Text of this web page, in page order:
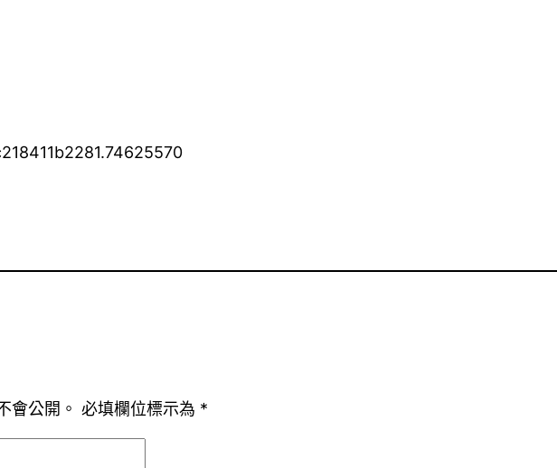
會公開。 必填欄位標示為 *